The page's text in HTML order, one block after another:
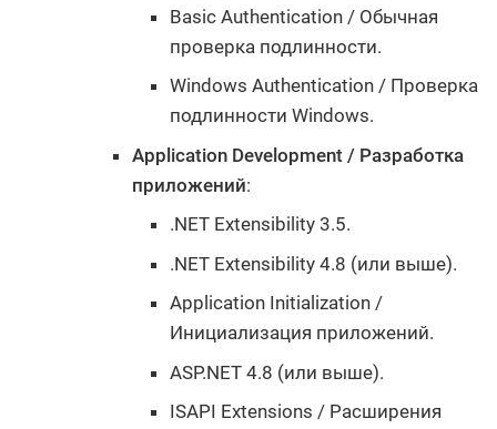
Basic Authentication / Обычная
проверка подлинности.
Windows Authentication / Проверка
подлинности Windows.
Application Development / Разработка
приложений:
.NET Extensibility 3.5.
.NET Extensibility 4.8 (или выше).
Application Initialization /
Инициализация приложений.
ASP.NET 4.8 (или выше).
ISAPI Extensions / Расширения